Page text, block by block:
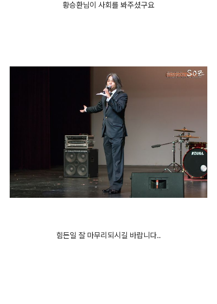
황승환님이 사회를 봐주셨구요
힘든일 잘 마무리되시길 바랍니다..